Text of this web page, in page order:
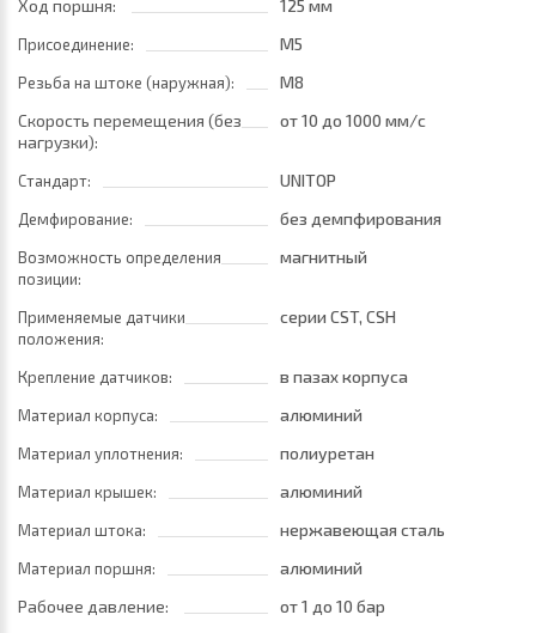
Ход поршня: 125 мм
Присоединение: M5
Резьба на штоке (наружная):
M8
Скорость перемещения (без
нагрузки):
от 10 до 1000 мм/с
Стандарт: UNITOP
Демфирование: без демпфирования
Возможность определения
позиции:
магнитный
Применяемые датчики
положения:
серии CST, CSH
Крепление датчиков: в пазах корпуса
Материал корпуса: алюминий
Материал уплотнения: полиуретан
Материал крышек: алюминий
Материал штока: нержавеющая сталь
Материал поршня:
алюминий
Рабочее давление:
от 1 до 10 бар